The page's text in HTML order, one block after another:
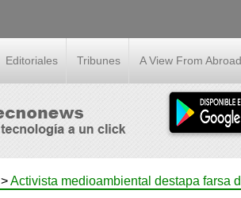
Editoriales Tribunes A View From Abroad
>Activista medioambiental destapa farsa